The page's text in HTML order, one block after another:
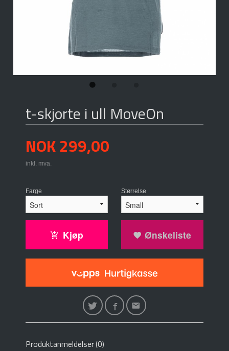
t-skjorte i ull MoveOn
Pris
NOK299,00
inkl. mva.
Farge Størrelse
Kjøp Ønskeliste
Produktanmeldelser (0)